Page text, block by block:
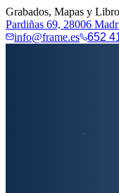
Grabados, Mapas y
Pardiñas 69, 28006
info@frame.es
652